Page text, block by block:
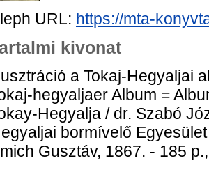
URL: https://mta-
kivonat
a Tokaj-Hegyaljai
hegyaljaer Album =
Hegyalja / dr. Szabó
bormívelő
Gusztáv, 1867. - 185